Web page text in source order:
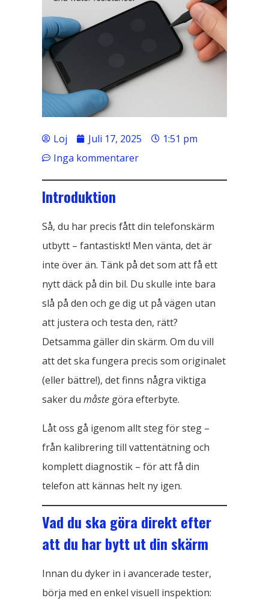
Loj Juli 17, 2025
1:51 pm
Inga kommentarer
Introduktion
Så, du har precis fått din telefonskärm
utbytt – fantastiskt! Men vänta, det är
inte över än. Tänk på det som att få ett
nytt däck på din bil. Du skulle inte bara
slå på den och ge dig ut på vägen utan
att justera och testa den, rätt?
Detsamma gäller din skärm. Om du vill
att det ska fungera precis som originalet
(eller bättre!), det finns några viktiga
saker du måste göra efterbyte.
Låt oss gå igenom allt steg för steg –
från kalibrering till vattentätning och
komplett diagnostik – för att få din
telefon att kännas helt ny igen.
Vad du ska göra direkt efter
att du har bytt ut din skärm
Innan du dyker in i avancerade tester,
börja med en enkel visuell inspektion: